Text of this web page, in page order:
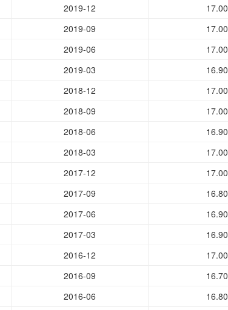
2019-12
17.00
2019-09
17.00
2019-06
17.00
2019-03
16.90
2018-12
17.00
2018-09
17.00
2018-06
16.90
2018-03
17.00
2017-12
17.00
2017-09
16.80
2017-06
16.90
2017-03
16.90
2016-12
17.00
2016-09
16.70
2016-06
16.80